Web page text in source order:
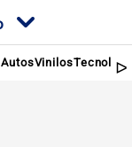
AutosVinilos